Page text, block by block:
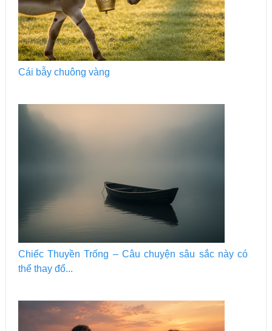
Cái bẫy chuông vàng
Chiếc Thuyền Trống – Câu chuyện sâu sắc này có
thể thay đổ...